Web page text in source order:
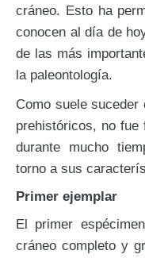
cráneo. Esto ha
conocen al día de
de las más
la paleontología.
Como suele
prehistóricos, no
durante mucho
torno a sus
Primer ejemplar
El primer
cráneo completo y